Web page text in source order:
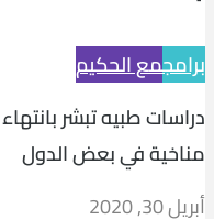
برامجمع الحكيم
دراسات طبيه تبشر
مناخية في بعض الدول
أبريل 30, 2020